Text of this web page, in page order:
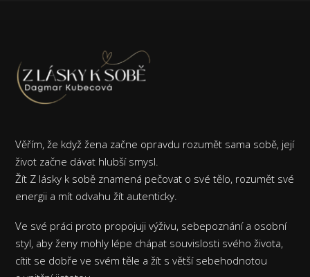
Věřím, že když žena začne opravdu rozumět sama sobě, její
život začne dávat hlubší smysl.
Žít Z lásky k sobě znamená pečovat o své tělo, rozumět své
energii a mít odvahu žít autenticky.
Ve své práci proto propojuji výživu, sebepoznání a osobní
styl, aby ženy mohly lépe chápat souvislosti svého života,
cítit se dobře ve svém těle a žít s větší sebehodnotou